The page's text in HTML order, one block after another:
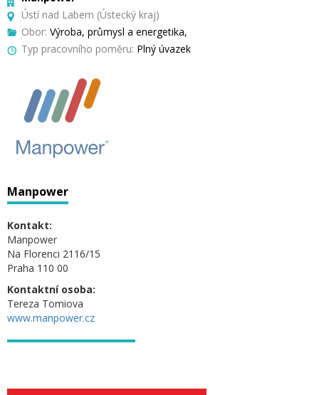
Ústí nad Labem (Ústecký kraj)
Obor: Výroba, průmysl a energetika,
Typ pracovního poměru: Plný úvazek
Manpower
Kontakt:
Manpower
Na Florenci 2116/15
Praha 110 00
Kontaktní osoba:
Tereza Tomiova
www.manpower.cz